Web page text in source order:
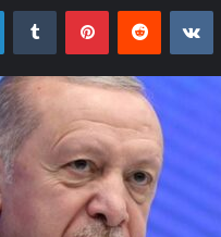
LinkedInTumblr PinterestReddit